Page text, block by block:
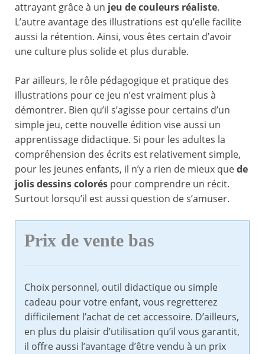
attrayant grâce à un jeu de couleurs réaliste.
L’autre avantage des illustrations est qu’elle facilite
aussi la rétention. Ainsi, vous êtes certain d’avoir
une culture plus solide et plus durable.
Par ailleurs, le rôle pédagogique et pratique des
illustrations pour ce jeu n’est vraiment plus à
démontrer. Bien qu’il s’agisse pour certains d’un
simple jeu, cette nouvelle édition vise aussi un
apprentissage didactique. Si pour les adultes la
compréhension des écrits est relativement simple,
pour les jeunes enfants, il n’y a rien de mieux quede
jolis dessins colorés pour comprendre un récit.
Surtout lorsqu’il est aussi question de s’amuser.
Prix de vente bas
Choix personnel, outil didactique ou simple
cadeau pour votre enfant, vous regretterez
difficilement l’achat de cet accessoire. D’ailleurs,
en plus du plaisir d’utilisation qu’il vous garantit,
il offre aussi l’avantage d’être vendu à un prix